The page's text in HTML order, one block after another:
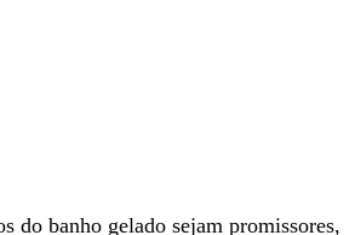
do banho gelado sejam promissores,